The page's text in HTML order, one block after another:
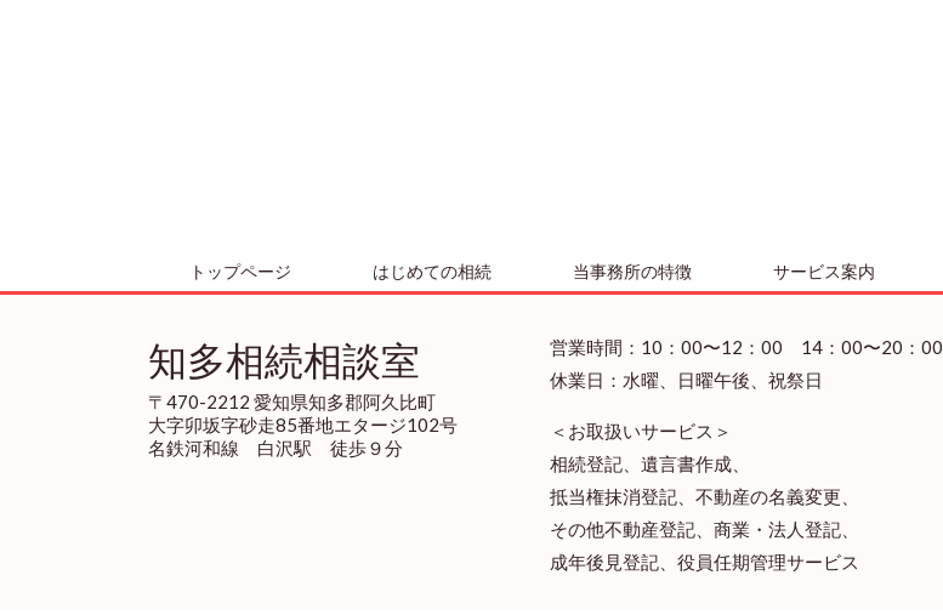
トップページ はじめての相続 当事務所の特徴 サービス案内
知多相続相談室
〒470-2212 愛知県知多郡阿久比町
大字卯坂字砂走85番地エタージ102号
名鉄河和線 白沢駅 徒歩９分
営業時間：10：00〜12：00 14：00〜20：00
休業日：水曜、日曜午後、祝祭日
＜お取扱いサービス＞
相続登記、遺言書作成、
抵当権抹消登記、不動産の名義変更、
その他不動産登記、商業・法人登記、
成年後見登記、役員任期管理サービス